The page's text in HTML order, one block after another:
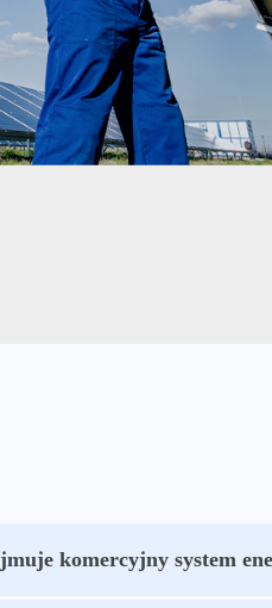
komercyjny system